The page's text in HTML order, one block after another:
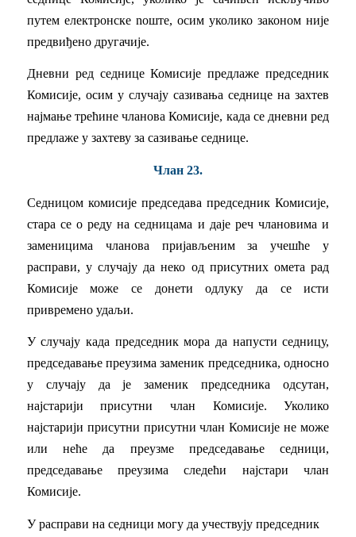
путем електронске nоште, осим уколико законом није
предвиђено другачије.
Дневни ред седнице Комисије предлаже председник
Комисије, осим у случају сазивања седнице на захтев
најмање трећине чланова Комисије, када се дневни ред
предлаже у захтеву за сазивање седнице.
Члан 23.
Седницом комисије председава председник Комисије,
стара се о реду на седницама и даје реч члановима и
заменицима чланова пријављеним за учешће у
расправи, у случају да неко од присутних омета рад
Комисије може се донети одлуку да се исти
привремено удаљи.
У случају када председник мора да напусти седницу,
председавање преузима заменик председника, односно
у случају да је заменик председника одсутан,
најстарији присутни члан Комисије. Уколико
најстарији присутни присутни члан Комисије не може
или неће да преузме председавање седници,
председавање преузима следећи најстари члан
Комисије.
У расправи на седници могу да учествују председник